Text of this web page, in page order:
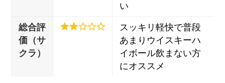
い
総合評
価（サ
クラ）
スッキリ軽快で普段
あまりウイスキーハ
イボール飲まない方
にオススメ